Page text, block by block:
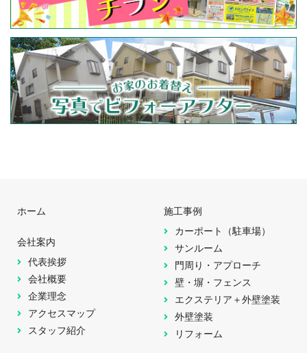
ホーム
会社案内
代表挨拶
会社概要
企業理念
アクセスマップ
スタッフ紹介
施工事例
カーポート（駐車場）
サンルーム
門周り・アプローチ
壁・塀・フェンス
エクステリア＋外壁塗装
外壁塗装
リフォーム